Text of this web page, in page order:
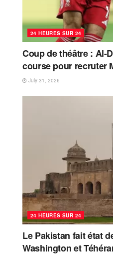
24 HEURES SUR 24
Coup de théâtre : Al-
course pour recruter
July 31, 2026
24 HEURES SUR 24
Le Pakistan fait état
Washington et